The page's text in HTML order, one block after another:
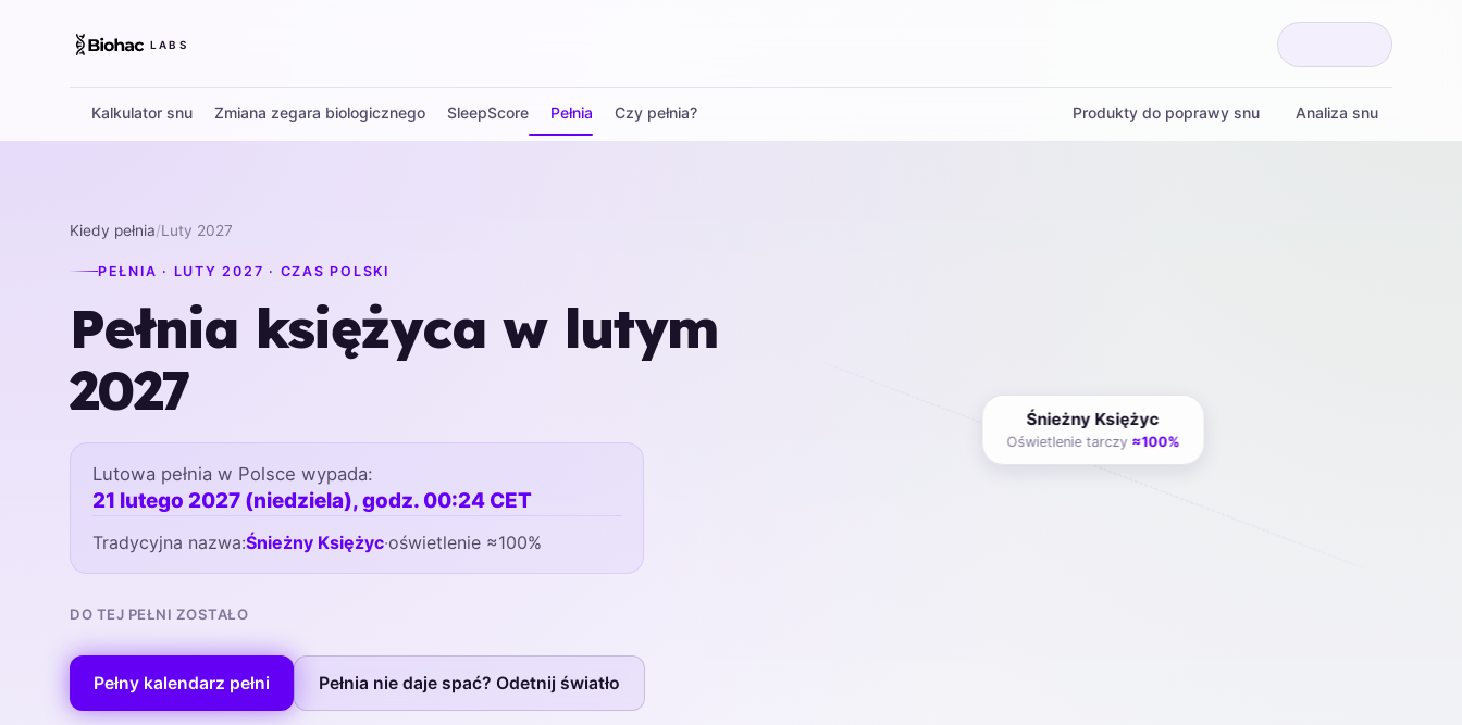
LABS
Kalkulator snu Zmiana zegara biologicznego SleepScore Pełnia Czy pełnia? Produkty do poprawy snu Analiza snu
Kiedy pełnia/Luty 2027
PEŁNIA · LUTY 2027 · CZAS POLSKI
Pełnia księżyca w lutym
2027
Lutowa pełnia w Polsce wypada:
21 lutego 2027 (niedziela), godz. 00:24 CET
Tradycyjna nazwa:Śnieżny Księżyc·oświetlenie ≈100%
DO TEJ PEŁNI ZOSTAŁO
Pełny kalendarz pełni Pełnia nie daje spać? Odetnij światło
Śnieżny Księżyc
Oświetlenie tarczy ≈100%